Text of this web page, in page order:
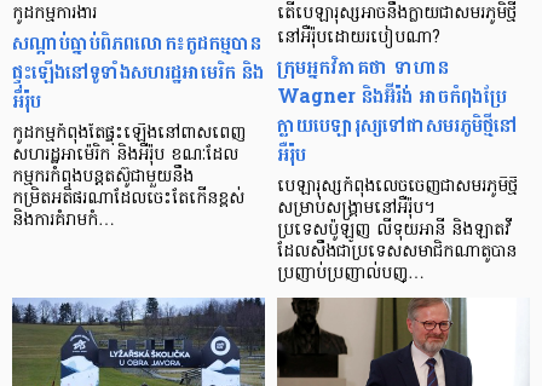
កូដកម្មការងារ
សណ្ដាប់ធ្នាប់ពិភពលោក៖កូដកម្មបាន
ផ្ទុះឡើងនៅទូទាំងសហរដ្ឋអាមេរិក និង
អឺរ៉ុប
កូដកម្មកំពុងតែផ្ទុះឡើងនៅពាសពេញ
សហរដ្ឋអាម៉េរិក និងអឺរ៉ុប ខណៈដែល
កម្មករកំពុងបន្តតស៊ូជាមួយនឹង
កម្រិតអតិផរណាដែលចេះតែកើនខ្ពស់
និងការគំរាមកំ…
តើបេឡារុស្សអាចនឹងក្លាយជាសមរភូមិថ្មី
នៅអឺរ៉ុបដោយរបៀបណា?
ក្រុមអ្នកវិភាគថា ទាហាន
Wagner និងអ៊ីរ៉ង់ អាចកំពុងប្រែ
ក្លាយបេឡារុស្សទៅជាសមរភូមិថ្មីនៅ
អឺរ៉ុប
បេឡារុស្សកំពុងលេចចេញជាសមរភូមិថ្មី
សម្រាប់សង្គ្រាមនៅអឺរ៉ុប។
ប្រទេសប៉ូឡូញ លីទុយអានី និងឡាតវី
ដែលសឹងជាប្រទេសសមាជិកណាតូបាន
ប្រញាប់ប្រញាល់បញ្…